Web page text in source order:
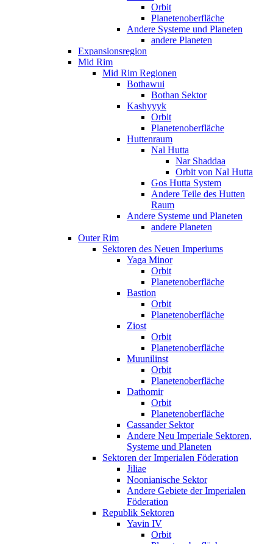
Orbit
Planetenoberfläche
Andere Systeme und Planeten
andere Planeten
Expansionsregion
Mid Rim
Mid Rim Regionen
Bothawui
Bothan Sektor
Kashyyyk
Orbit
Planetenoberfläche
Huttenraum
Nal Hutta
Nar Shaddaa
Orbit von Nal Hutta
Gos Hutta System
Andere Teile des Hutten
Raum
Andere Systeme und Planeten
andere Planeten
Outer Rim
Sektoren des Neuen Imperiums
Yaga Minor
Orbit
Planetenoberfläche
Bastion
Orbit
Planetenoberfläche
Ziost
Orbit
Planetenoberfläche
Muunilinst
Orbit
Planetenoberfläche
Dathomir
Orbit
Planetenoberfläche
Cassander Sektor
Andere Neu Imperiale Sektoren,
Systeme und Planeten
Sektoren der Imperialen Föderation
Jiliae
Noonianische Sektor
Andere Gebiete der Imperialen
Föderation
Republik Sektoren
Yavin IV
Orbit